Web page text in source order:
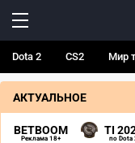
Dota 2 CS2 Мир
АКТУАЛЬНОЕ
BETBOOM
Реклама 18+
TI
по Dota